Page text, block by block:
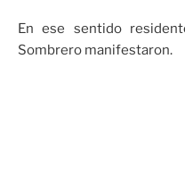
En ese sentido
Sombrero manifestaron.